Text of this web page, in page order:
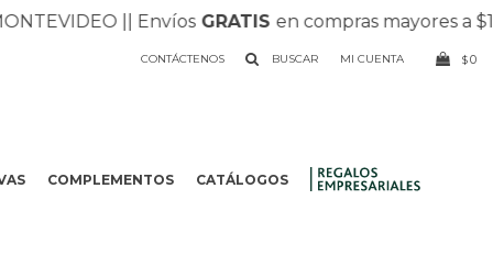
|| EnvíosGRATISen compras mayores a
COMPLEMENTOS CATÁLOGOS
CONTÁCTENOS $0